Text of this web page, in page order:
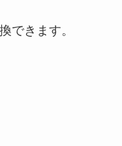
できます。